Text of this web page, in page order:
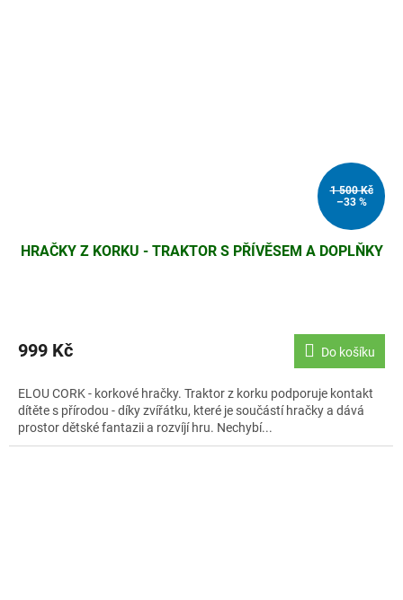
1 500 Kč
–33 %
HRAČKY Z KORKU - TRAKTOR S PŘÍVĚSEM A DOPLŇKY
999 Kč Do košíku
ELOU CORK - korkové hračky. Traktor z korku podporuje kontakt
dítěte s přírodou - díky zvířátku, které je součástí hračky a dává
prostor dětské fantazii a rozvíjí hru. Nechybí...